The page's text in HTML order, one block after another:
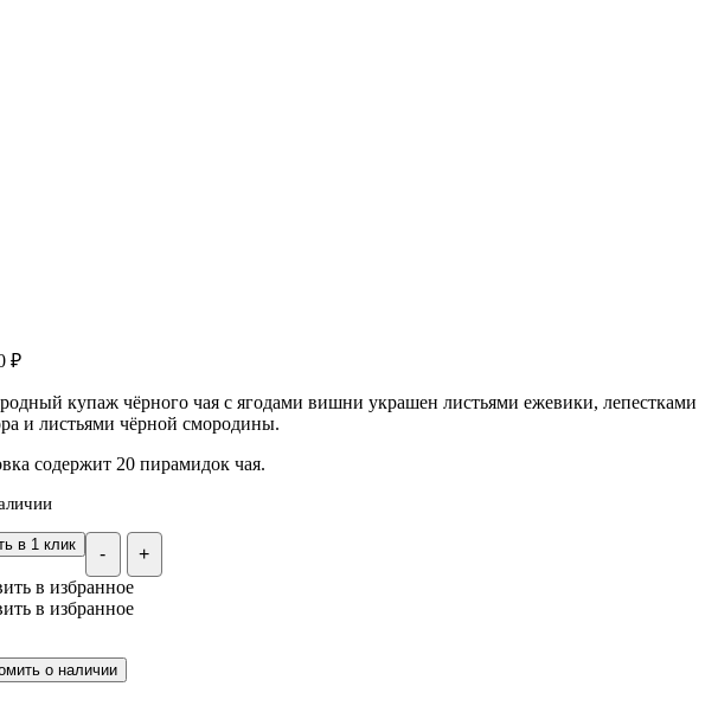
₽
купаж чёрного чая с ягодами вишни украшен листьями ежевики, лепестками
и листьями чёрной смородины.
содержит 20 пирамидок чая.
- +
в 1 клик
в избранное
в избранное